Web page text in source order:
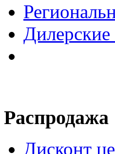
Распродажа
Дисконт